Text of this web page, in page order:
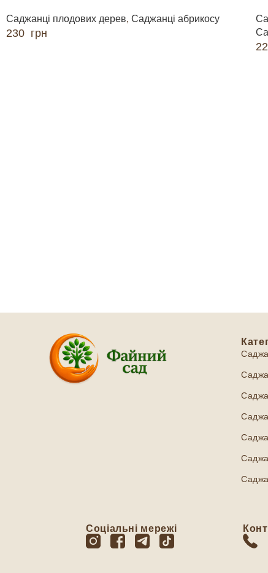
Саджанці плодових дерев, Саджанці абрикосу
230 грн
Соціальні мережі